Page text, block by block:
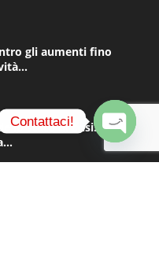
gli aumenti fino
lo stato di crisi. Loiodice:
Contattaci!
O